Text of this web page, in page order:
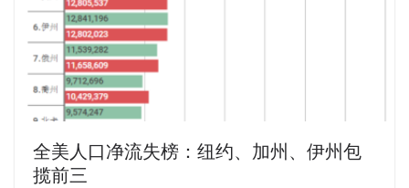
全美人口净流失榜：纽约、加州、伊州包
揽前三